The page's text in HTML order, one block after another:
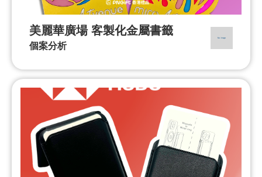
美麗華廣場 客製化金屬書籤
個案分析